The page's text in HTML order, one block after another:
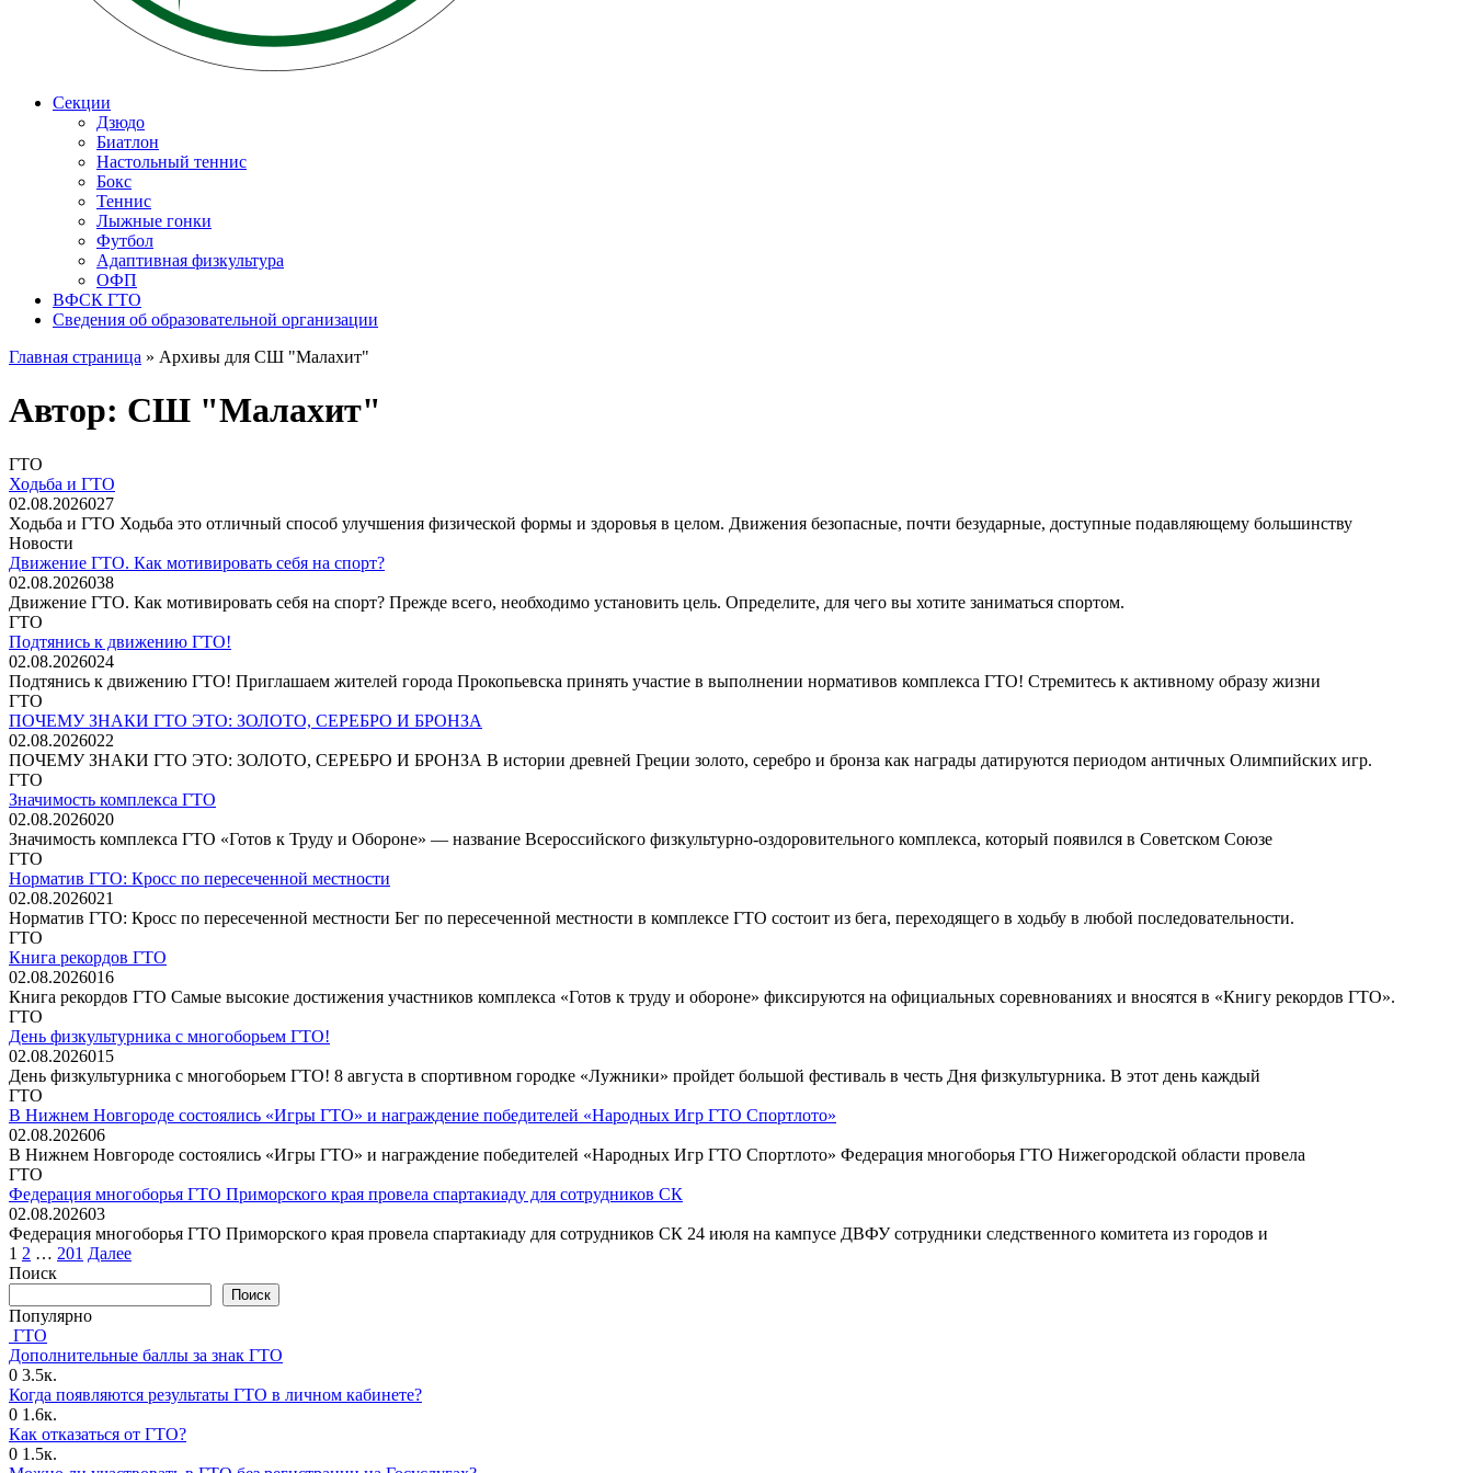
Секции
Дзюдо
Биатлон
Настольный теннис
Бокс
Теннис
Лыжные гонки
Футбол
Адаптивная физкультура
ОФП
ВФСК ГТО
Сведения об образовательной организации
Главная страница » Архивы для СШ "Малахит"
Автор: СШ "Малахит"
ГТО
Ходьба и ГТО
02.08.2026027
Ходьба и ГТО Ходьба это отличный способ улучшения физической формы и здоровья в целом. Движения безопасные, почти безударные, доступные подавляющему большинству
Новости
Движение ГТО. Как мотивировать себя на спорт?️
02.08.2026038
Движение ГТО. Как мотивировать себя на спорт?️ Прежде всего, необходимо установить цель. Определите, для чего вы хотите заниматься спортом.
ГТО
Подтянись к движению ГТО!
02.08.2026024
Подтянись к движению ГТО! Приглашаем жителей города Прокопьевска принять участие в выполнении нормативов комплекса ГТО! Стремитесь к активному образу жизни
ГТО
ПОЧЕМУ ЗНАКИ ГТО ЭТО: ЗОЛОТО, СЕРЕБРО И БРОНЗА
02.08.2026022
ПОЧЕМУ ЗНАКИ ГТО ЭТО: ЗОЛОТО, СЕРЕБРО И БРОНЗА В истории древней Греции золото, серебро и бронза как награды датируются периодом античных Олимпийских игр.
ГТО
Значимость комплекса ГТО
02.08.2026020
Значимость комплекса ГТО «Готов к Труду и Обороне» — название Всероссийского физкультурно-оздоровительного комплекса, который появился в Советском Союзе
ГТО
Норматив ГТО: Кросс по пересеченной местности
02.08.2026021
Норматив ГТО: Кросс по пересеченной местности Бег по пересеченной местности в комплексе ГТО состоит из бега, переходящего в ходьбу в любой последовательности.
ГТО
Книга рекордов ГТО
02.08.2026016
Книга рекордов ГТО Самые высокие достижения участников комплекса «Готов к труду и обороне» фиксируются на официальных соревнованиях и вносятся в «Книгу рекордов ГТО».
ГТО
День физкультурника с многоборьем ГТО!
02.08.2026015
День физкультурника с многоборьем ГТО! 8 августа в спортивном городке «Лужники» пройдет большой фестиваль в честь Дня физкультурника. В этот день каждый
ГТО
В Нижнем Новгороде состоялись «Игры ГТО» и награждение победителей «Народных Игр ГТО Спортлото»
02.08.202606
В Нижнем Новгороде состоялись «Игры ГТО» и награждение победителей «Народных Игр ГТО Спортлото» Федерация многоборья ГТО Нижегородской области провела
ГТО
Федерация многоборья ГТО Приморского края провела спартакиаду для сотрудников СК
02.08.202603
Федерация многоборья ГТО Приморского края провела спартакиаду для сотрудников СК 24 июля на кампусе ДВФУ сотрудники следственного комитета из городов и
Пагинация
записей
1 2 … 201 Далее
Поиск
Поиск
Популярно
ГТО
Дополнительные баллы за знак ГТО
0 3.5к.
Когда появляются результаты ГТО в личном кабинете?
0 1.6к.
Как отказаться от ГТО?
0 1.5к.